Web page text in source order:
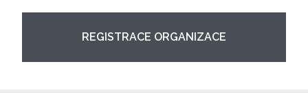
REGISTRACE ORGANIZACE